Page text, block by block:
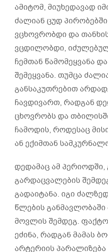
ამიტომ, მიუხედავად
ძალიან ცუდ
ვცხოვრობდი და
ვცდილობდი,
ჩემთან წამომეყვანა
შემეყვანა. თუმცა
განსაკუთრებით
ჩავდივართ, რადგან
ცხოვრობს და
ჩამოდის, როდესაც
ან ექიმთან
დედამაც ამ პერიოდში,
გარდაცვალების
გადაიტანა. იგი
წლების განმავლობაში
მოვლის შემდეგ.
ეძინა, რადგან მამას
არტერიის